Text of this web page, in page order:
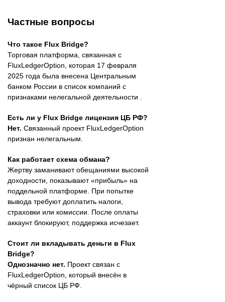
Частные вопросы
Что такое Flux Bridge?
Торговая платформа, связанная с
FluxLedgerOption, которая 17 февраля
2025 года была внесена Центральным
банком России в список компаний с
признаками нелегальной деятельности .
Есть ли у Flux Bridge лицензия ЦБ РФ?
Нет. Связанный проект FluxLedgerOption
признан нелегальным.
Как работает схема обмана?
Жертву заманивают обещаниями высокой
доходности, показывают «прибыль» на
поддельной платформе. При попытке
вывода требуют доплатить налоги,
страховки или комиссии. После оплаты
аккаунт блокируют, поддержка исчезает.
Стоит ли вкладывать деньги в Flux
Bridge?
Однозначно нет. Проект связан с
FluxLedgerOption, который внесён в
чёрный список ЦБ РФ.